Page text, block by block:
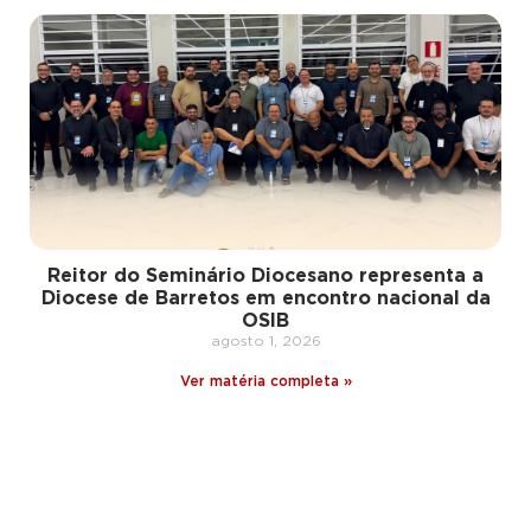
Reitor do Seminário Diocesano representa a
Diocese de Barretos em encontro nacional da
OSIB
agosto 1, 2026
Ver matéria completa »